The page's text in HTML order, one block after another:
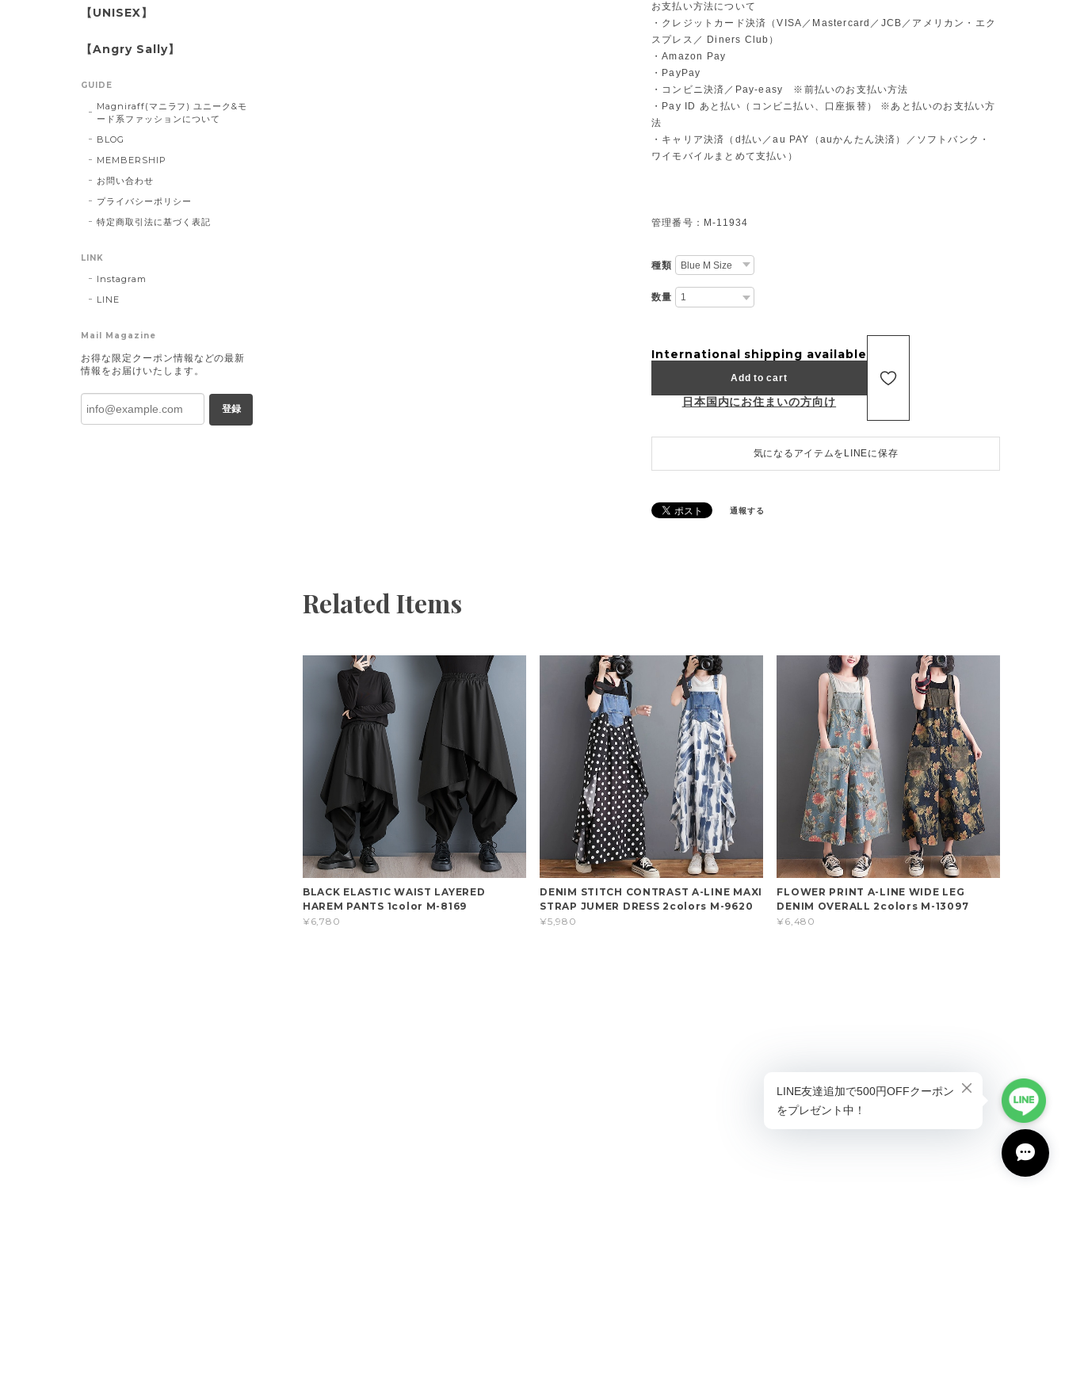
お支払い方法について
・クレジットカード決済（VISA／Mastercard／JCB／アメリカン・エク
スプレス／ Diners Club）
・Amazon Pay
・PayPay
・コンビニ決済／Pay-easy ※前払いのお支払い方法
・Pay ID あと払い（コンビニ払い、口座振替） ※あと払いのお支払い方
法
・キャリア決済（d払い／au PAY（auかんたん決済）／ソフトバンク・
ワイモバイルまとめて支払い）
管理番号：M-11934
種類
数量
International shipping available
Add to cart
日本国内にお住まいの方向け
気になるアイテムをLINEに保存
通報する
Related Items
BLACK ELASTIC WAIST LAYERED
HAREM PANTS 1color M-8169
¥6,780
DENIM STITCH CONTRAST A-LINE MAXI
STRAP JUMER DRESS 2colors M-9620
¥5,980
FLOWER PRINT A-LINE WIDE LEG
DENIM OVERALL 2colors M-13097
¥6,480
【UNISEX】
【Angry Sally】
GUIDE
Magniraff(マニラフ) ユニーク&モ
ード系ファッションについて
BLOG
MEMBERSHIP
お問い合わせ
プライバシーポリシー
特定商取引法に基づく表記
LINK
Instagram
LINE
Mail Magazine
お得な限定クーポン情報などの最新
情報をお届けいたします。
登録